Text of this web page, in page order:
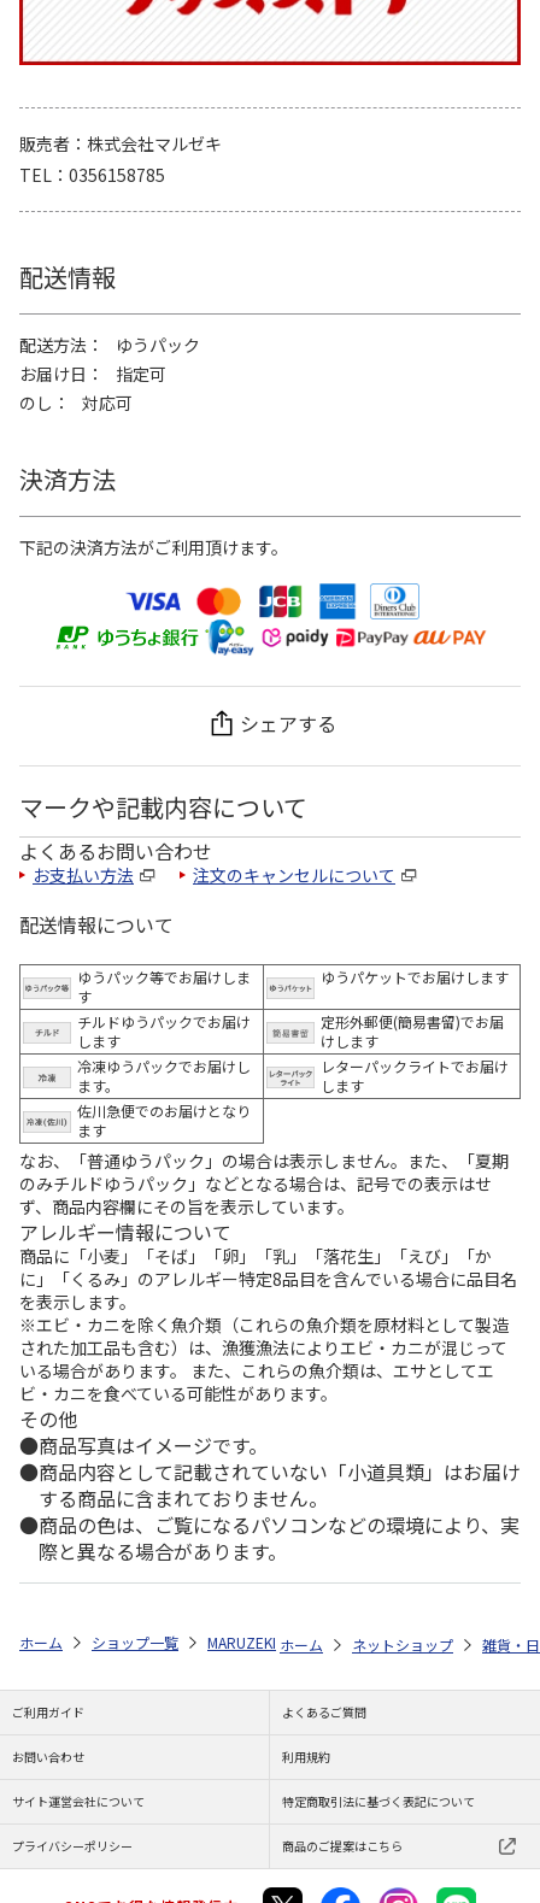
販売者
株式会社マルゼキ
TEL
0356158785
配送情報
配送方法
ゆうパック
お届け日
指定可
のし
対応可
決済方法
下記の決済方法がご利用頂けます。
シェアする
マークや記載内容について
よくあるお問い合わせ
お支払い方法 注文のキャンセルについて
配送情報について
ゆうパック等でお届けしま
す
ゆうパケットでお届けします
チルドゆうパックでお届け
します
定形外郵便(簡易書留)でお届
けします
冷凍ゆうパックでお届けし
ます。
レターパックライトでお届け
します
佐川急便でのお届けとなり
ます
なお、「普通ゆうパック」の場合は表示しません。また、「夏期
のみチルドゆうパック」などとなる場合は、記号での表示はせ
ず、商品内容欄にその旨を表示しています。
アレルギー情報について
商品に「小麦」「そば」「卵」「乳」「落花生」「えび」「か
に」「くるみ」のアレルギー特定8品目を含んでいる場合に品目名
を表示します。
※エビ・カニを除く魚介類（これらの魚介類を原材料として製造
された加工品も含む）は、漁獲漁法によりエビ・カニが混じって
いる場合があります。 また、これらの魚介類は、エサとしてエ
ビ・カニを食べている可能性があります。
その他
商品写真はイメージです。
商品内容として記載されていない「小道具類」はお届け
する商品に含まれておりません。
商品の色は、ご覧になるパソコンなどの環境により、実
際と異なる場合があります。
ホーム ショップ一覧 MARUZEKI カオル<KAORU>ローカルシリーズ
ホーム ネットショップ 雑貨・
ご利用ガイド よくあるご質問
お問い合わせ 利用規約
サイト運営会社について 特定商取引法に基づく表記について
プライバシーポリシー 商品のご提案はこちら